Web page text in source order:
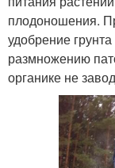
плодоношения.
удобрение
размножению
органике не